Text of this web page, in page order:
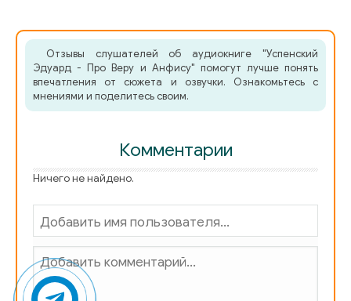
Отзывы слушателей об аудиокниге "Успенский
Эдуард - Про Веру и Анфису" помогут лучше понять
впечатления от сюжета и озвучки. Ознакомьтесь с
мнениями и поделитесь своим.
Комментарии
Ничего не найдено.